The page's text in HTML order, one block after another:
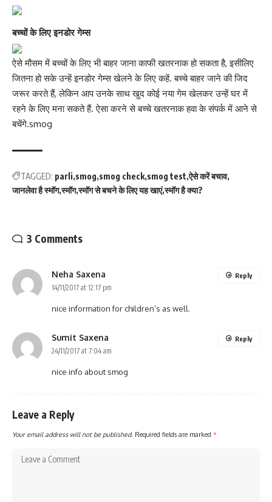
बच्चों के लिए इनडोर गेम्स
ऐसे मौसम में बच्चों के लिए भी बाहर जाना काफी खतरनाक हो सकता है, इसीलिए
जितना हो सके उन्हें इनडोर गेम्स खेलने के लिएकहें. बच्चे बाहर जाने की जिद
जरूर करते हैं, लेकिन आप उनके साथ खुद कोई नया गेम खेलकर उन्हें घर में
रहने के लिए मना सकते हैं. ऐसा करने से बच्चे खतरनाक हवा के संपर्क में आने से
बचेंगे.smog
TAGGED: parli smog smog check smog test ऐसे करें बचाव
जानलेवा है स्मॉग स्‍मॉग स्‍मॉग से बचने के लिए यह खाएं स्मॉग है क्या?
3 Comments
Neha Saxena
14/11/2017 at 12:17 pm
nice information for children’s as well.
Reply
Sumit Saxena
24/11/2017 at 7:04 am
nice info about smog
Reply
Leave a Reply
Your email address will not be published. Required fields are marked *